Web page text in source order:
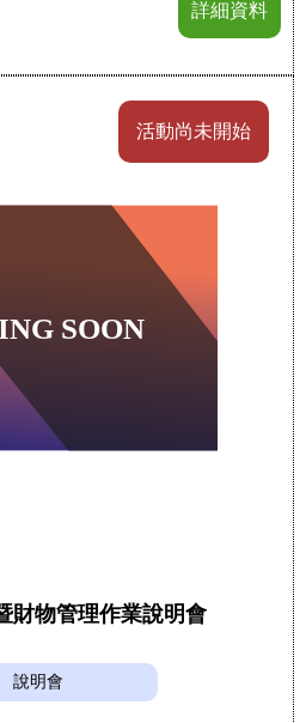
詳細資料
活動尚未開始
財物管理作業說明會
說明會